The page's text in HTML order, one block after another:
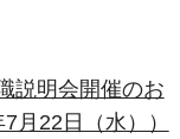
明会開催のお
月22日（水））